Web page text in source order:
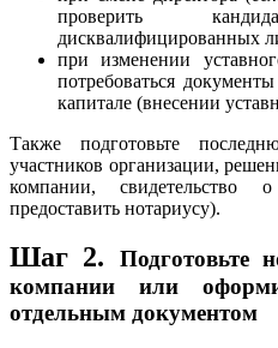
проверить
дисквалифицированных
при изменении
потребоваться
капитале (внесении
Также подготовьте
участников организации,
компании, свидетельство
предоставить нотариусу).
Шаг 2.
Подготовьте
компании или
отдельным документом